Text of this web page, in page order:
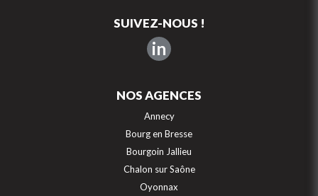
SUIVEZ-NOUS !
in
NOS AGENCES
Annecy
Bourg en Bresse
Bourgoin Jallieu
Chalon sur Saône
Oyonnax